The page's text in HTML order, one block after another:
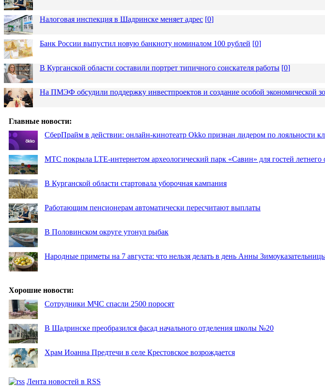
Налоговая инспекция в Шадринске меняет адрес [0]
Банк России выпустил новую банкноту номиналом 100 рублей [0]
В Курганской области составили портрет типичного соискателя работы [0]
На ПМЭФ обсудили поддержку инвестпроектов и создание особой экономической
Главные новости:
СберПрайм в действии: онлайн-кинотеатр Okko признан лидером по лояльности
МТС покрыла LTE-интернетом археологический парк «Савин» для гостей летнего
В Курганской области стартовала уборочная кампания
Работающим пенсионерам автоматически пересчитают выплаты
В Половинском округе утонул рыбак
Народные приметы на 7 августа: что нельзя делать в день Анны
Хорошие новости:
Сотрудники МЧС спасли 2500 поросят
В Шадринске преобразился фасад начального отделения школы №20
Храм Иоанна Предтечи в селе Крестовское возрождается
Лента новостей в RSS